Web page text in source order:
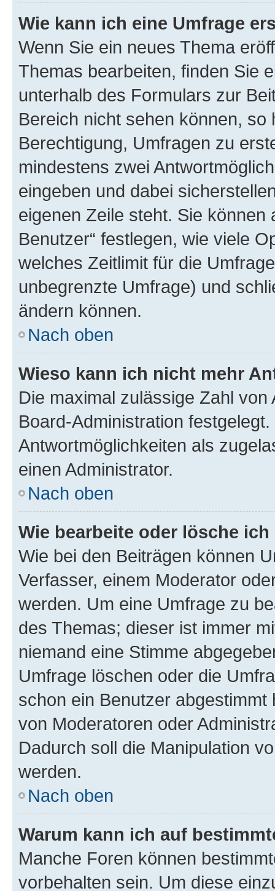
Wie kann ich eine Umfrage
Wenn Sie ein neues Thema
Themas bearbeiten, finden Sie
unterhalb des Formulars zur
Bereich nicht sehen können,
Berechtigung, Umfragen zu
mindestens zwei
eingeben und dabei
eigenen Zeile steht. Sie können
Benutzer“ festlegen, wie viele
welches Zeitlimit für die
unbegrenzte Umfrage) und
ändern können.
Nach oben
Wieso kann ich nicht mehr
Die maximal zulässige Zahl
Board-Administration
Antwortmöglichkeiten als
einen Administrator.
Nach oben
Wie bearbeite oder lösche
Wie bei den Beiträgen können
Verfasser, einem Moderator
werden. Um eine Umfrage zu
des Themas; dieser ist immer
niemand eine Stimme
Umfrage löschen oder die
schon ein Benutzer
von Moderatoren oder
Dadurch soll die Manipulation
werden.
Nach oben
Warum kann ich auf
Manche Foren können
vorbehalten sein. Um diese